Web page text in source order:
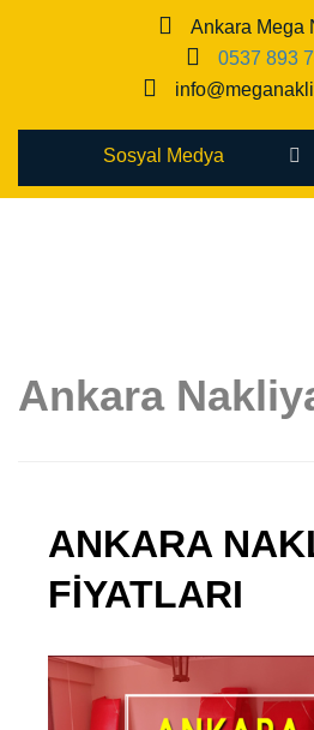
Ankara Mega
0537 893
Sosyal Medya
Ankara
ANKARA
FIYATLARI